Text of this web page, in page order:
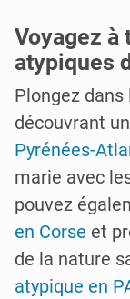
Voyagez à
atypiques
Plongez
découvrant un
Pyrénées-
marie avec
pouvez
en Corse et
de la nature
atypique en